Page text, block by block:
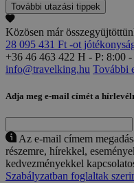
További utazási tippek
Közösen már
28 095 431 Ft -ot
+36 46 463 422 H - P: 8:00 -
info@travelking.hu További
Adja meg e-mail címét a
Az e-mail címem
részemre, hírekkel,
kedvezményekkel
Szabályzatban foglaltak